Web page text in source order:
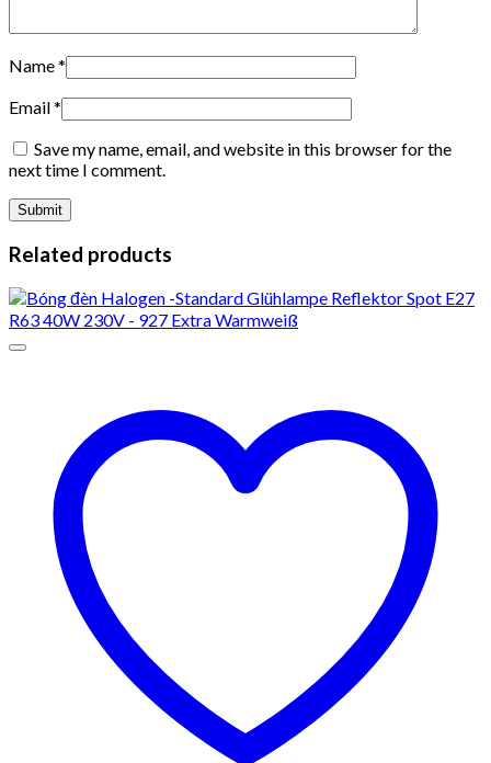
Name*
Email*
Save my name, email, and website in this browser for the
next time I comment.
Related products